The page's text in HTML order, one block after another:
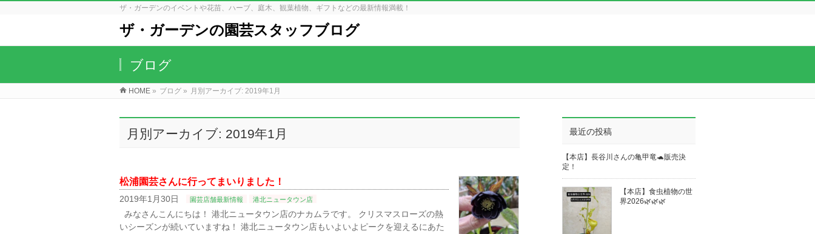
ザ・ガーデンのイベントや花苗、ハーブ、庭木、観葉植物、ギフトなどの最新情報満載！
ザ・ガーデンの園芸スタッフブログ
ブログ
HOME » ブログ » 月別アーカイブ: 2019年1月
月別アーカイブ: 2019年1月
松浦園芸さんに行ってまいりました！
2019年1月30日 園芸店舗最新情報 港北ニュータウン店
みなさんこんにちは！ 港北ニュータウン店のナカムラです。 クリスマスローズの熱
いシーズンが続いていますね！ 港北ニュータウン店もいよいよピークを迎えるにあた
最近の投稿
【本店】長谷川さんの亀甲竜🐢販売決
定！
【本店】食虫植物の世
界2026🌿🌿🌿